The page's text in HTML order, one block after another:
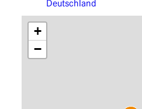
Deutschland
+
−